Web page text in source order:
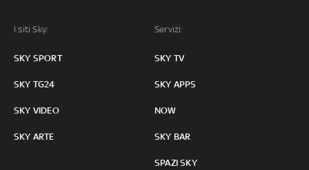
I siti Sky:
SKY SPORT
SKY TG24
SKY VIDEO
SKY ARTE
Servizi:
SKY TV
SKY APPS
NOW
SKY BAR
SPAZI SKY